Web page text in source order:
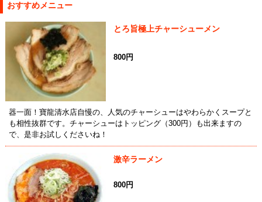
おすすめメニュー
とろ旨極上チャーシューメン
800円
器一面！寶龍清水店自慢の、人気のチャーシューはやわらかくスープと
も相性抜群です。チャーシューはトッピング（300円）も出来ますの
で、是非お試しくださいね！
激辛ラーメン
800円